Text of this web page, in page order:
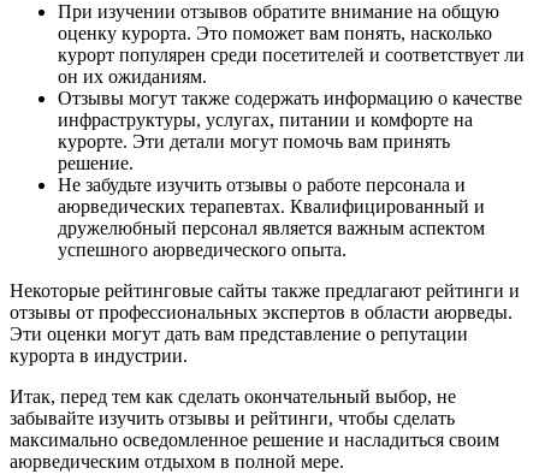
При изучении отзывов обратите внимание на общую
оценку курорта. Это поможет вам понять, насколько
курорт популярен среди посетителей и соответствует ли
он их ожиданиям.
Отзывы могут также содержать информацию о качестве
инфраструктуры, услугах, питании и комфорте на
курорте. Эти детали могут помочь вам принять
решение.
Не забудьте изучить отзывы о работе персонала и
аюрведических терапевтах. Квалифицированный и
дружелюбный персонал является важным аспектом
успешного аюрведического опыта.
Некоторые рейтинговые сайты также предлагают рейтинги и
отзывы от профессиональных экспертов в области аюрведы.
Эти оценки могут дать вам представление о репутации
курорта в индустрии.
Итак, перед тем как сделать окончательный выбор, не
забывайте изучить отзывы и рейтинги, чтобы сделать
максимально осведомленное решение и насладиться своим
аюрведическим отдыхом в полной мере.